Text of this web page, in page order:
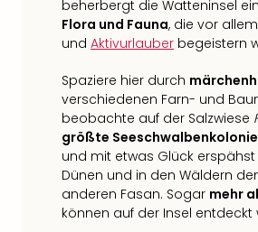
beherbergt die Watteninsel
Flora und Fauna, die vor
und Aktivurlauber begeistern
Spaziere hier durch
verschiedenen Farn- und
beobachte auf der Salzwiese
größte
und mit etwas Glück
Dünen und in den Wäldern
anderen Fasan. Sogar mehr
können auf der Insel entdeckt